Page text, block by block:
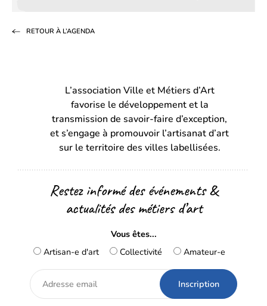
un
onglet)onglet)
RETOUR À L’AGENDA
L’association Ville et Métiers d’Art
favorise le développement et la
transmission de savoir-faire d’exception,
et s’engage à promouvoir l’artisanat d’art
sur le territoire des villes labellisées.
Restez informé des événements &
actualités des métiers d’art
Vous êtes...
Artisan-e d'art
Collectivité Amateur-e
Adresse
email